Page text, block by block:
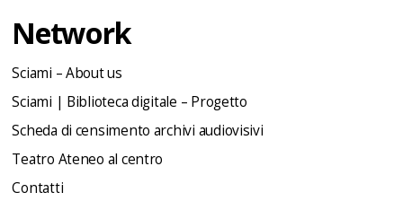
Network
Sciami – About us
Sciami | Biblioteca digitale – Progetto
Scheda di censimento archivi audiovisivi
Teatro Ateneo al centro
Contatti